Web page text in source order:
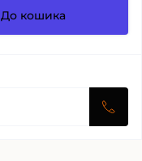
До кошика